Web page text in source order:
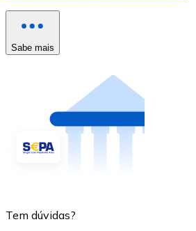
Sabe mais
Tem dúvidas?